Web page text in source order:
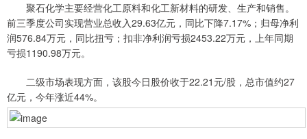
聚石化学主要经营化工原料和化工新材料的研发、生产和销售。
前三季度公司实现营业总收入29.63亿元，同比下降7.17%；归母净利
润576.84万元，同比扭亏；扣非净利润亏损2453.22万元，上年同期
亏损1190.98万元。
二级市场表现方面，该股今日股价收于22.21元/股，总市值约27
亿元，今年涨近44%。